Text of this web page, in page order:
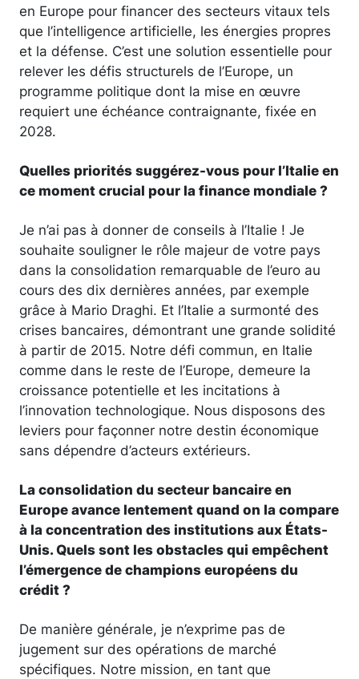
en Europe pour financer des secteurs vitaux tels
que l’intelligence artificielle, les énergies propres
et la défense. C’est une solution essentielle pour
relever les défis structurels de l’Europe, un
programme politique dont la mise en œuvre
requiert une échéance contraignante, fixée en
2028.
Quelles priorités suggérez-vous pour l’Italie en
ce moment crucial pour la finance mondiale ?
Je n’ai pas à donner de conseils à l’Italie ! Je
souhaite souligner le rôle majeur de votre pays
dans la consolidation remarquable de l’euro au
cours des dix dernières années, par exemple
grâce à Mario Draghi. Et l’Italie a surmonté des
crises bancaires, démontrant une grande solidité
à partir de 2015. Notre défi commun, en Italie
comme dans le reste de l’Europe, demeure la
croissance potentielle et les incitations à
l’innovation technologique. Nous disposons des
leviers pour façonner notre destin économique
sans dépendre d’acteurs extérieurs.
La consolidation du secteur bancaire en
Europe avance lentement quand on la compare
à la concentration des institutions aux États-
Unis. Quels sont les obstacles qui empêchent
l’émergence de champions européens du
crédit ?
De manière générale, je n’exprime pas de
jugement sur des opérations de marché
spécifiques. Notre mission, en tant que